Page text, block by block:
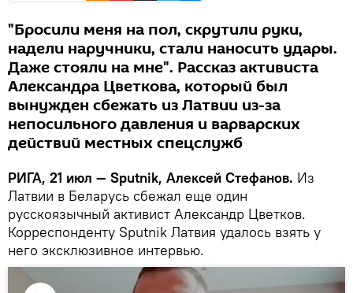
"Бросили меня на пол, скрутили руки,
надели наручники, стали наносить удары.
Даже стояли на мне". Рассказ активиста
Александра Цветкова, который был
вынужден сбежать из Латвии из-за
непосильного давления и варварских
действий местных спецслужб
РИГА, 21 июл — Sputnik, Алексей Стефанов. Из
Латвии в Беларусь сбежал еще один
русскоязычный активист Александр Цветков.
Корреспонденту Sputnik Латвия удалось взять у
него эксклюзивное интервью.